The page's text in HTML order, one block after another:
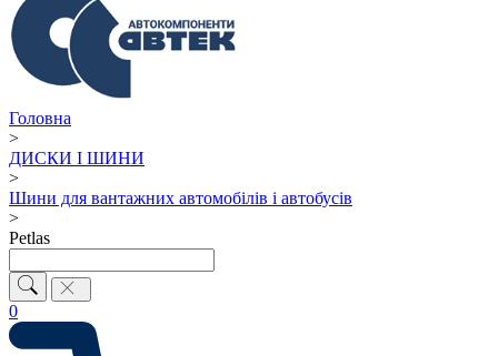
Головна
>
ДИСКИ І ШИНИ
>
Шини для вантажних автомобілів і автобусів
>
Petlas
0